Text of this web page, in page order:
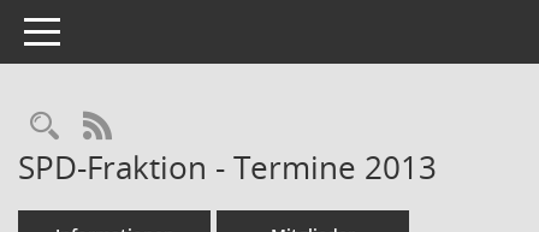
Toggle navigation
Rechercheauswahl
RSS-Feed
SPD-Fraktion - Termine 2013